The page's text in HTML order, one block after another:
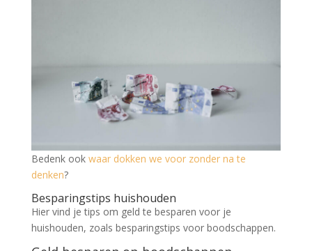
Bedenk ook waar dokken we voor zonder na te
denken?
Besparingstips huishouden
Hier vind je tips om geld te besparen voor je
huishouden, zoals besparingstips voor boodschappen.